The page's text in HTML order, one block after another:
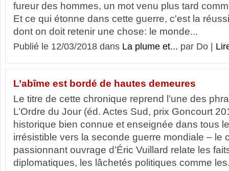
fureur des hommes, un mot venu plus tard
Et ce qui étonne dans cette guerre, c'est la
dont on doit retenir une chose: le monde...
Publié le 12/03/2018 dans La plume et... par Do |
L’abîme est bordé de hautes demeures
Le titre de cette chronique reprend l’une des
L’Ordre du Jour (éd. Actes Sud, prix Goncourt
historique bien connue et enseignée dans tous
irrésistible vers la seconde guerre mondiale – le
passionnant ouvrage d’Éric Vuillard relate les
diplomatiques, les lâchetés politiques comme